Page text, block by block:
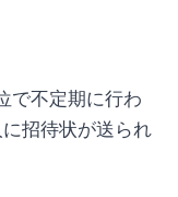
で不定期に行わ
招待状が送られ